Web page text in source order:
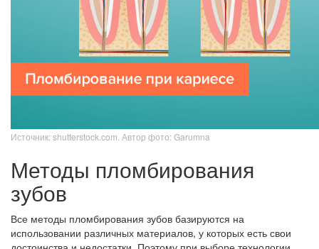
Источник: shutterstock.com. Автор фото: Garumna
Методы пломбирования
зубов
Все методы пломбирования зубов базируются на
использовании различных материалов, у которых есть свои